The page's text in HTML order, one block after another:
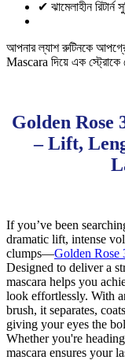
✔ ঝামেলাহীন রিটার্ন
আপনার ল্যাশ রুটিনকে
Mascara দিয়ে এক স্ট্রোকে
Golden Rose
– Lift,
If you’ve been
dramatic lift, intense
clumps—Golden Rose
Designed to deliver a
mascara helps you
look effortlessly. With
brush, it separates,
giving your eyes the
Whether you're
mascara ensures your